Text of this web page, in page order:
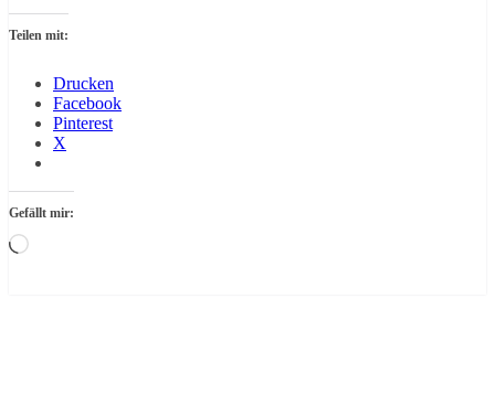
Teilen mit:
Drucken
Facebook
Pinterest
X
Gefällt mir:
Wird